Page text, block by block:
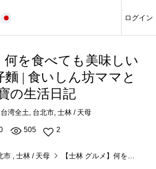
ログイン
何を食べても美味しい
麵 | 食いしん坊ママと
の生活日記
台湾全土, 台北市, 士林 / 天母
505 2
市 , 士林 / 天母 【士林 グルメ】何を食べても美味しい料理店 廣澤擔仔麵 | 食いしん坊ママと愛玩寶の生活日記